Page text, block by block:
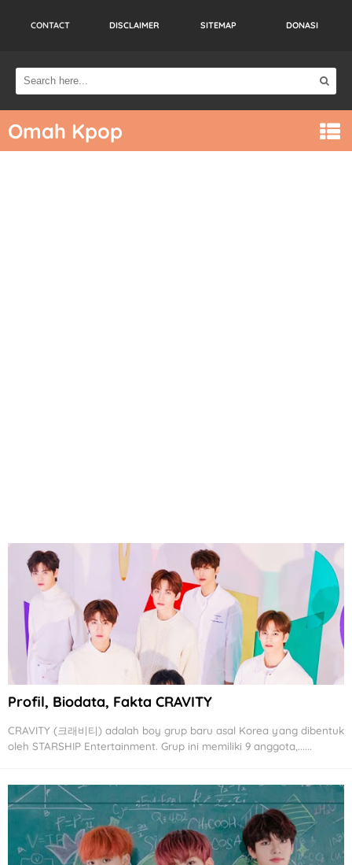
CONTACT DISCLAIMER SITEMAP DONASI
Omah Kpop
Profil, Biodata, Fakta CRAVITY
CRAVITY (크래비티) adalah boy grup baru asal Korea yang dibentuk
oleh STARSHIP Entertainment. Grup ini memiliki 9 anggota,......